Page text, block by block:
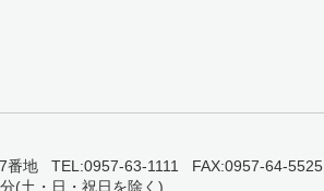
番地 TEL:0957-63-1111 FAX:0957-64-5525
(土・日・祝日を除く)